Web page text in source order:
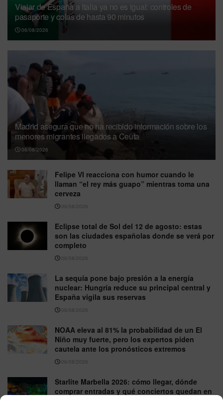
Viajar de España a Italia ya no es igual: controles de
pasaporte y colas de hasta 90 minutos
06/08/2026
Madrid asegura que no ha recibido información sobre los
menores migrantes llegados a Ceuta
06/08/2026
Felipe VI reacciona con humor cuando le
llaman “el rey más guapo” mientras toma una
cerveza
06/08/2026
Eclipse total de Sol del 12 de agosto: estas
son las ciudades españolas donde se verá por
completo
06/08/2026
La sequía pone bajo presión a la energía
nuclear: Hungría reduce su principal central y
España vigila sus reservas
06/08/2026
NOAA eleva al 81% la probabilidad de un El
Niño muy fuerte, pero los expertos piden
cautela ante los pronósticos extremos
06/08/2026
Starlite Marbella 2026: cómo llegar, dónde
comprar entradas y qué conciertos quedan en